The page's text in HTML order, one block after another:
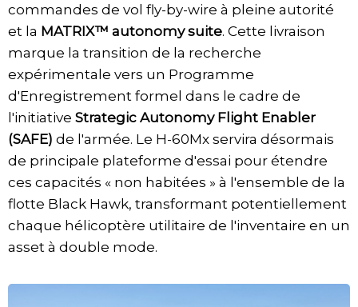
commandes de vol fly-by-wire à pleine autorité
et la MATRIX™ autonomy suite. Cette livraison
marque la transition de la recherche
expérimentale vers un Programme
d'Enregistrement formel dans le cadre de
l'initiative Strategic Autonomy Flight Enabler
(SAFE) de l'armée. Le H-60Mx servira désormais
de principale plateforme d'essai pour étendre
ces capacités « non habitées » à l'ensemble de la
flotte Black Hawk, transformant potentiellement
chaque hélicoptère utilitaire de l'inventaire en un
asset à double mode.